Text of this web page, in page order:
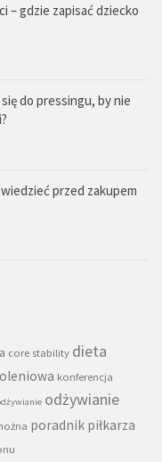
– gdzie zapisać dziecko
do pressingu, by nie
przed zakupem
core stability dieta
konferencja
odżywianie
poradnik piłkarza